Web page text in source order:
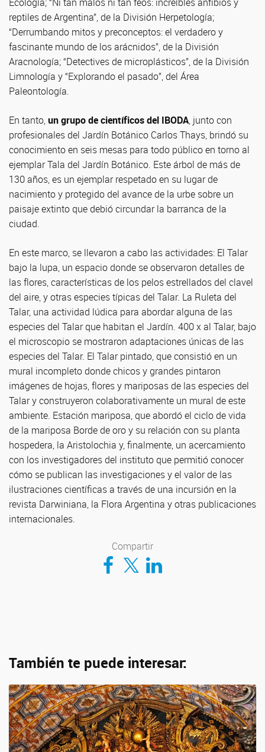
reptiles de Argentina”, de la División Herpetología;
“Derrumbando mitos y preconceptos: el verdadero y
fascinante mundo de los arácnidos”, de la División
Aracnología; “Detectives de microplásticos”, de la División
Limnología y “Explorando el pasado”, del Área
Paleontología.
En tanto,un grupo de científicos del IBODA, junto con
profesionales del Jardín Botánico Carlos Thays, brindó su
conocimiento en seis mesas para todo público en torno al
ejemplar Tala del Jardín Botánico. Este árbol de más de
130 años, es un ejemplar respetado en su lugar de
nacimiento y protegido del avance de la urbe sobre un
paisaje extinto que debió circundar la barranca de la
ciudad.
En este marco, se llevaron a cabo las actividades: El Talar
bajo la lupa, un espacio donde se observaron detalles de
las flores, características de los pelos estrellados del clavel
del aire, y otras especies típicas del Talar. La Ruleta del
Talar, una actividad lúdica para abordar alguna de las
especies del Talar que habitan el Jardín. 400 x al Talar, bajo
el microscopio se mostraron adaptaciones únicas de las
especies del Talar. El Talar pintado, que consistió en un
mural incompleto donde chicos y grandes pintaron
imágenes de hojas, flores y mariposas de las especies del
Talar y construyeron colaborativamente un mural de este
ambiente. Estación mariposa, que abordó el ciclo de vida
de la mariposa Borde de oro y su relación con su planta
hospedera, la Aristolochia y, finalmente, un acercamiento
con los investigadores del instituto que permitió conocer
cómo se publican las investigaciones y el valor de las
ilustraciones científicas a través de una incursión en la
revista Darwiniana, la Flora Argentina y otras publicaciones
internacionales.
Compartir
Compartir en Facebook
Compartir en TwitterCompartir en LinkedIn
También te puede interesar: